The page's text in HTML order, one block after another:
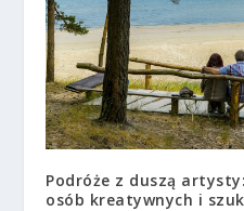
Podróże z duszą
osób kreatywnych i